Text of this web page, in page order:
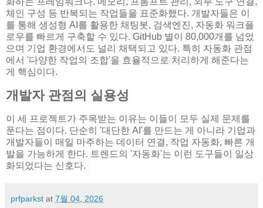
체인 구성 등 반복되는 작업들을 표준화했다. 개발자들은 이
를 통해 생성형 AI를 활용한 채팅봇, 검색엔진, 자동화 워크플
로우를 빠르게 구축할 수 있다. GitHub 별이 80,000개를 넘었
으며 기업 환경에서도 널리 채택되고 있다. 특히 자동화 관점
에서 '다양한 작업의 조합'을 효율적으로 처리하게 해준다는
게 핵심이다.
개발자 관점의 실용성
이 세 프로젝트가 주목받는 이유는 이들이 모두 실제 문제를
푼다는 점이다. 단순히 '대단한 AI'를 만드는 게 아니라 기업과
개발자들이 매일 마주하는 데이터 연결, 작업 자동화, 빠른 개
발을 가능하게 한다. 트렌드의 '자동화'는 이런 도구들이 일상
화되었다는 신호다.
prfparkst at 7월 04, 2026